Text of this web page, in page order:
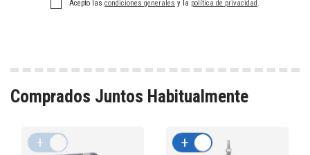
Acepto las condiciones generales y la política de privacidad .
Comprados Juntos Habitualmente
+ +